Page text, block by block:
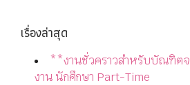
เรื่องล่าสุด
**งานชั่วคราวสำหรับบัณฑิต
งาน นักศึกษา Part-Time